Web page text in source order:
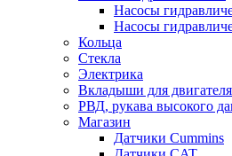
Насосы
Насосы
Кольца
Стекла
Электрика
Вкладыши для
РВД, рукава высокого
Магазин
Датчики Cummins